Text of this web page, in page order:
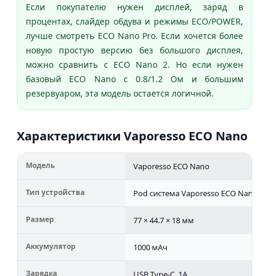
Если покупателю нужен дисплей, заряд в
процентах, слайдер обдува и режимы ECO/POWER,
лучше смотреть ECO Nano Pro. Если хочется более
новую простую версию без большого дисплея,
можно сравнить с ECO Nano 2. Но если нужен
базовый ECO Nano с 0.8/1.2 Ом и большим
резервуаром, эта модель остается логичной.
Характеристики Vaporesso ECO Nano
Модель Vaporesso ECO Nano
Тип устройства Pod система Vaporesso ECO Nano
Размер 77 × 44.7 × 18 мм
Аккумулятор 1000 мАч
Зарядка